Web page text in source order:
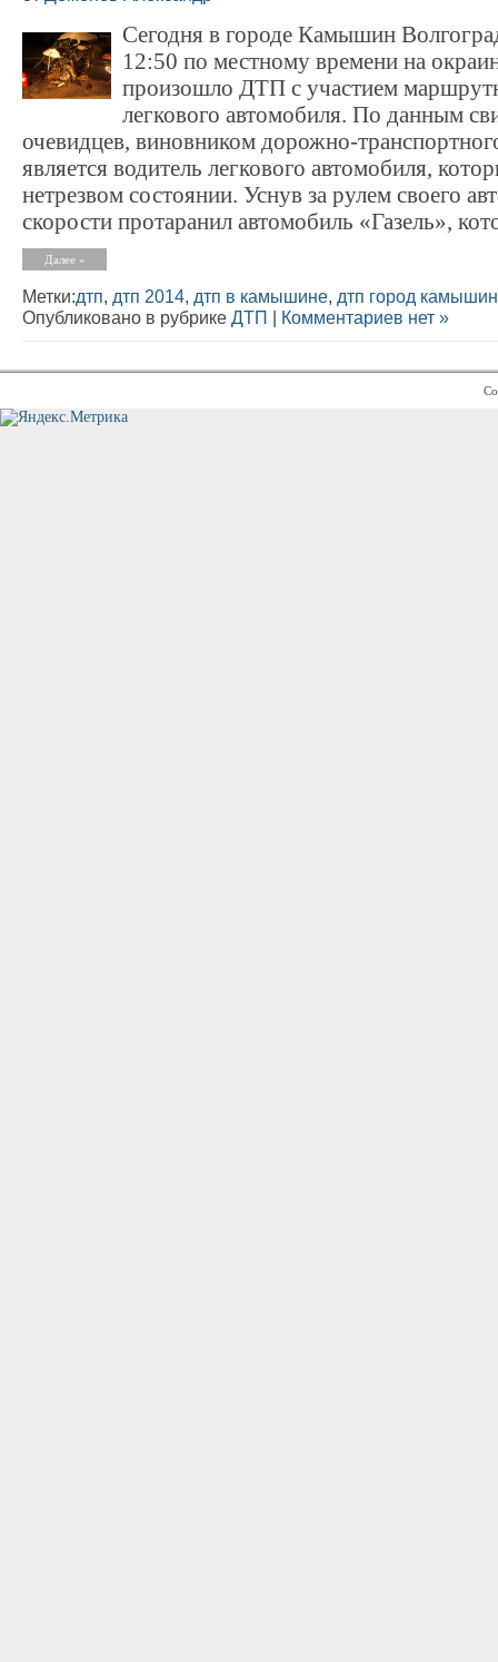
Сегодня в городе Камышин
12:50 по местному времени на
произошло ДТП с участием
легкового автомобиля. По данным
очевидцев, виновником дорожно-
является водитель легкового автомобиля,
нетрезвом состоянии. Уснув за рулем своего
скорости протаранил автомобиль «Газель»,
Далее »
Метки:дтп, дтп 2014, дтп в камышине, дтп город камышин
Опубликовано в рубрике ДТП | Комментариев нет »